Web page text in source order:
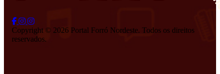
Copyright © 2026 Portal Forró Nordeste. Todos os direitos
reservados.